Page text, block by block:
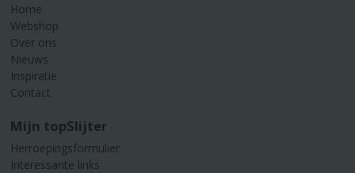
Home
Webshop
Over ons
Nieuws
Inspiratie
Contact
Mijn topSlijter
Herroepingsformulier
Interessante links